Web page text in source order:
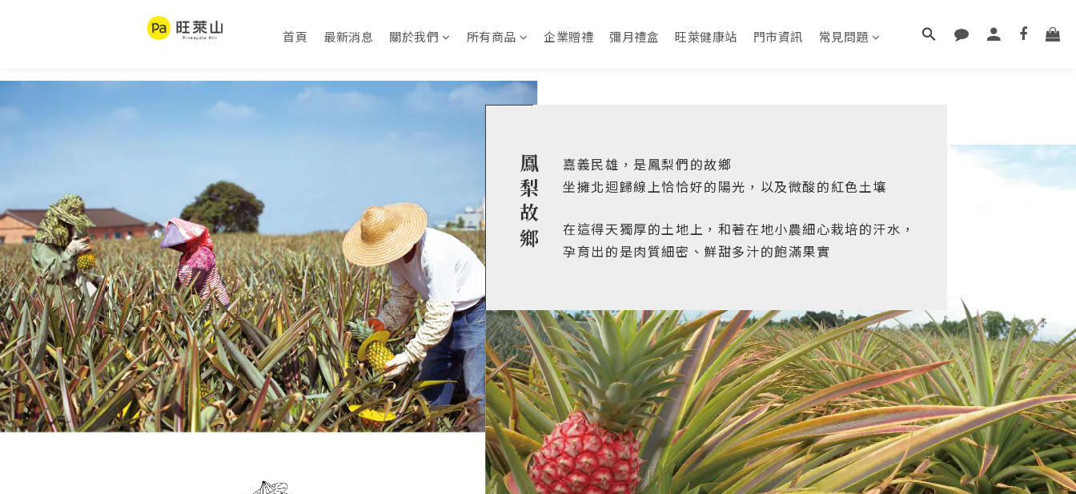
首頁 最新消息 關於我們 所有商品 企業贈禮 彌月禮盒 旺萊健康站 門市資訊 常見問題
鳳梨故鄉
嘉義民雄，是鳳梨們的故鄉
坐擁北迴歸線上恰恰好的陽光，以及微酸的紅色土壤
在這得天獨厚的土地上，和著在地小農細心栽培的汗水，
孕育出的是肉質細密、鮮甜多汁的飽滿果實